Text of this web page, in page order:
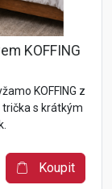
KOFFING
KOFFING z
s krátkým
Koupit